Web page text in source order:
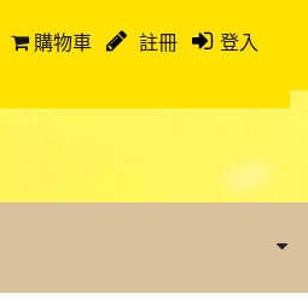
購物車 註冊 登入